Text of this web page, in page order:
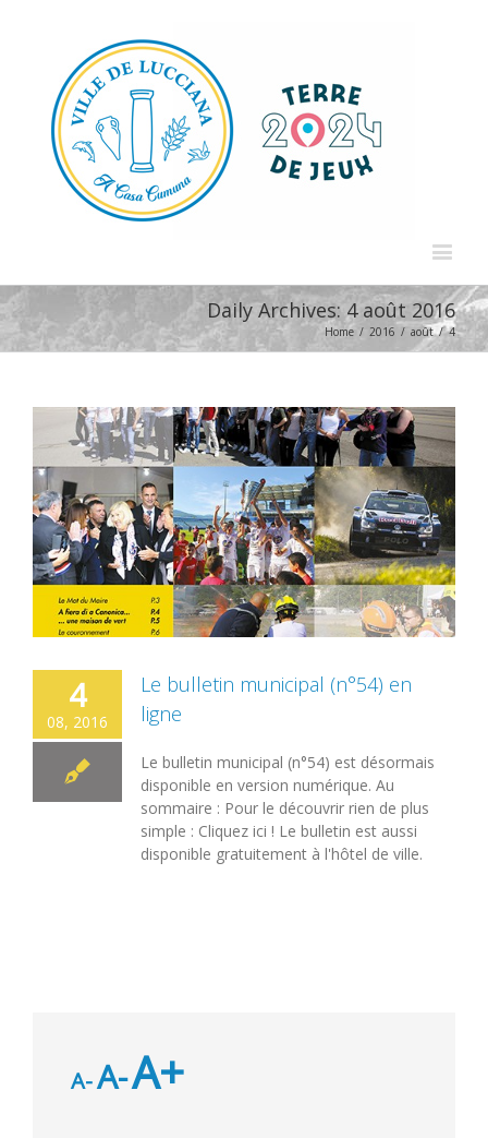
Daily Archives: 4 août 2016
Home / 2016 / août / 4
4
08, 2016
Le bulletin municipal (n°54) en
ligne
Le bulletin municipal (n°54) est désormais
disponible en version numérique. Au
sommaire : Pour le découvrir rien de plus
simple : Cliquez ici ! Le bulletin est aussi
disponible gratuitement à l'hôtel de ville.
A-A-A+